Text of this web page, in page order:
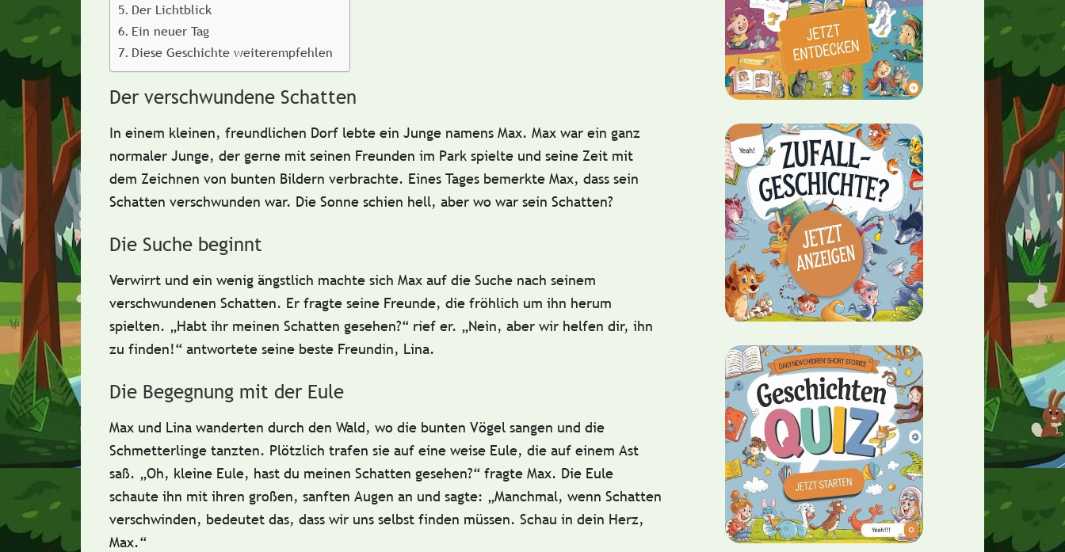
Der Lichtblick
Ein neuer Tag
Diese Geschichte weiterempfehlen
Der verschwundene Schatten
In einem kleinen, freundlichen Dorf lebte ein Junge namens Max. Max war ein ganz
normaler Junge, der gerne mit seinen Freunden im Park spielte und seine Zeit mit
dem Zeichnen von bunten Bildern verbrachte. Eines Tages bemerkte Max, dass sein
Schatten verschwunden war. Die Sonne schien hell, aber wo war sein Schatten?
Die Suche beginnt
Verwirrt und ein wenig ängstlich machte sich Max auf die Suche nach seinem
verschwundenen Schatten. Er fragte seine Freunde, die fröhlich um ihn herum
spielten. „Habt ihr meinen Schatten gesehen?“ rief er. „Nein, aber wir helfen dir, ihn
zu finden!“ antwortete seine beste Freundin, Lina.
Die Begegnung mit der Eule
Max und Lina wanderten durch den Wald, wo die bunten Vögel sangen und die
Schmetterlinge tanzten. Plötzlich trafen sie auf eine weise Eule, die auf einem Ast
saß. „Oh, kleine Eule, hast du meinen Schatten gesehen?“ fragte Max. Die Eule
schaute ihn mit ihren großen, sanften Augen an und sagte: „Manchmal, wenn Schatten
verschwinden, bedeutet das, dass wir uns selbst finden müssen. Schau in dein Herz,
Max.“